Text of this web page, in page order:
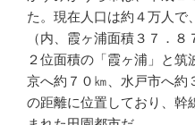
た。現在人口は約４万人で
（内、霞ヶ浦面積３７．
２位面積の「霞ヶ浦」と
京へ約７０㎞、水戸市へ約
の距離に位置しており、幹